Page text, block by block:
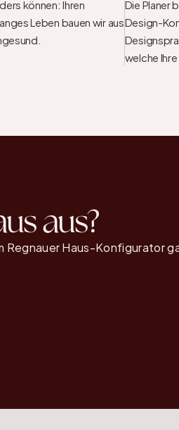
können: Ihren
Leben bauen wir aus
Die Planer
Design-
welche
aus?
Regnauer Haus-Konfigurator